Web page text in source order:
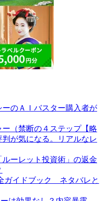
のＡＩバスター購入者が
（禁断の４ステップ【略
が気になる。リアルなレ
ーレット投資術」の返金
ガイドブック ネタバレと